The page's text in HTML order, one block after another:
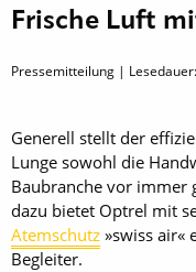
Frische Luft
Pressemitteilung | Lesedauer:
Generell stellt der
Lunge sowohl die
Baubranche vor immer
dazu bietet Optrel mit
Atemschutz »swiss air«
Begleiter.